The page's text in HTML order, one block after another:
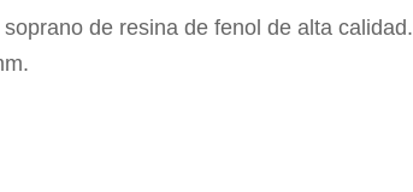
de resina de fenol de alta calidad.